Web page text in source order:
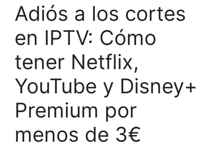
Adiós a los cortes
en IPTV: Cómo
tener Netflix,
YouTube y Disney+
Premium por
menos de 3€